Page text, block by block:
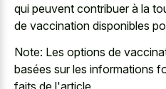
qui peuvent contribuer à la
de vaccination disponibles
Note: Les options de
basées sur les informations
faits de l'article.